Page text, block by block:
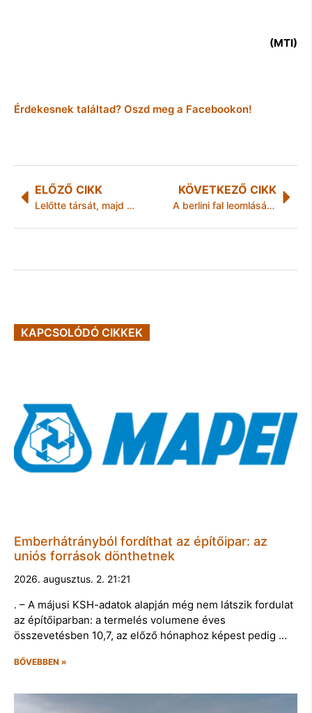
(MTI)
Érdekesnek találtad? Oszd meg a Facebookon!
ELŐZŐ CIKK
Lelőtte társát, majd öngyilkos lett egy börtönőr Székesfehérváron
KÖVETKEZŐ CIKK
A berlini fal leomlásának megünneplése alkalmából az EU felidézi az események dominóhatás-szerű láncolatát
KAPCSOLÓDÓ CIKKEK
Emberhátrányból fordíthat az építőipar: az
uniós források dönthetnek
2026. augusztus. 2. 21:21
. – A májusi KSH-adatok alapján még nem látszik fordulat
az építőiparban: a termelés volumene éves
összevetésben 10,7, az előző hónaphoz képest pedig …
BŐVEBBEN »